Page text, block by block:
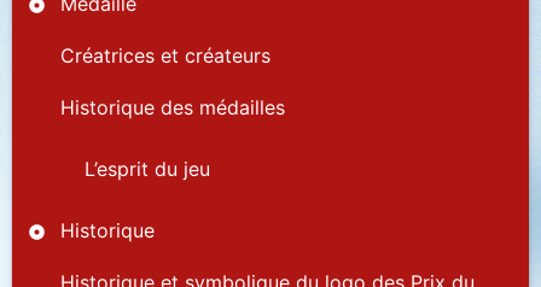
Créatrices et créateurs
Historique des médailles
L’esprit du jeu
Historique
Historique et symbolique du logo des Prix du